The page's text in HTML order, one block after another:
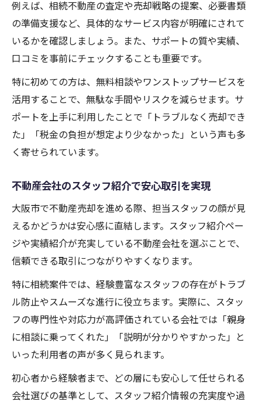
例えば、相続不動産の査定や売却戦略の提案、必要書類
の準備支援など、具体的なサービス内容が明確にされて
いるかを確認しましょう。また、サポートの質や実績、
口コミを事前にチェックすることも重要です。
特に初めての方は、無料相談やワンストップサービスを
活用することで、無駄な手間やリスクを減らせます。サ
ポートを上手に利用したことで「トラブルなく売却でき
た」「税金の負担が想定より少なかった」という声も多
く寄せられています。
不動産会社のスタッフ紹介で安心取引を実現
大阪市で不動産売却を進める際、担当スタッフの顔が見
えるかどうかは安心感に直結します。スタッフ紹介ペー
ジや実績紹介が充実している不動産会社を選ぶことで、
信頼できる取引につながりやすくなります。
特に相続案件では、経験豊富なスタッフの存在がトラブ
ル防止やスムーズな進行に役立ちます。実際に、スタッ
フの専門性や対応力が高評価されている会社では「親身
に相談に乗ってくれた」「説明が分かりやすかった」と
いった利用者の声が多く見られます。
初心者から経験者まで、どの層にも安心して任せられる
会社選びの基準として、スタッフ紹介情報の充実度や過